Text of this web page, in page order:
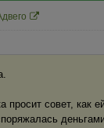
просит совет, как